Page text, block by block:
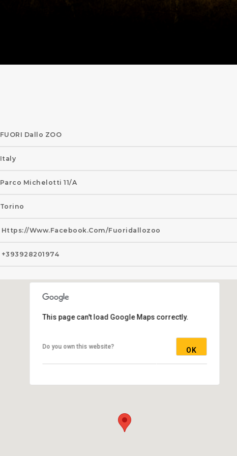
FUORI Dallo ZOO
Italy
Parco Michelotti 11/a
Torino
Https://www.facebook.com/fuoridallozoo
+393928201974
This page can't load Google Maps correctly.
Do you own this website? OK